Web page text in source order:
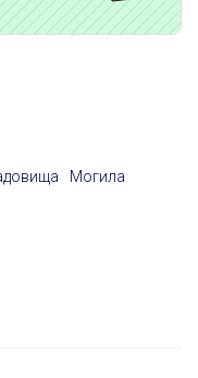
Могила